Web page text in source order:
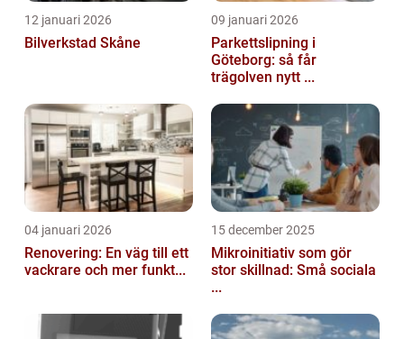
12 januari 2026
Bilverkstad Skåne
09 januari 2026
Parkettslipning i
Göteborg: så får
trägolven nytt ...
04 januari 2026
Renovering: En väg till ett
vackrare och mer funkt...
15 december 2025
Mikroinitiativ som gör
stor skillnad: Små sociala
...